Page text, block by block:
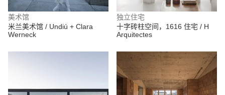
美术馆
米兰美术馆 / Undiú + Clara
Werneck
独立住宅
十字砖柱空间，1616 住宅 / H
Arquitectes